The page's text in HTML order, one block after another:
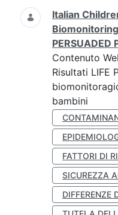
Ricerca
Italian
PERSUADED
Contenuto
Risultati LIFE
bambini
FATTORI DI
SICUREZZA
DIFFERENZE